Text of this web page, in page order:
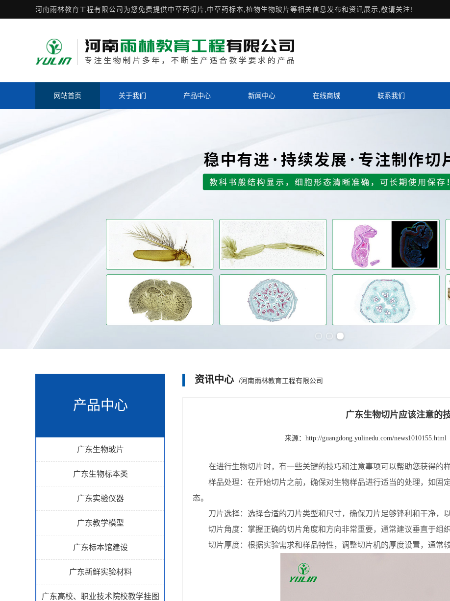
河南雨林教育工程有限公司为您免费提供中草药切片 ,中草药标本,植物生物玻片等相关信息发布和资讯展示,敬请关注!
网站首页 关于我们 产品中心 新闻中心 在线商城 联系我们
产品中心
广东生物玻片
广东生物标本类
广东实验仪器
广东教学模型
广东标本馆建设
广东新鲜实验材料
广东高校、职业技术院校教学挂图
资讯中心 /河南雨林教育工程有限公司
广东生物切片应该注意的
来源： http://guangdong.yulinedu.com/news1010155.html
在进行生物切片时，有一些关键的技巧和注意事项可以帮助您获得的样
样品处理：在开始切片之前，确保对生物样品进行适当的处理，如固
态。
刀片选择：选择合适的刀片类型和尺寸，确保刀片足够锋利和干净，以
切片角度：掌握正确的切片角度和方向非常重要，通常建议垂直于组织
切片厚度：根据实验需求和样品特性，调整切片机的厚度设置，通常较